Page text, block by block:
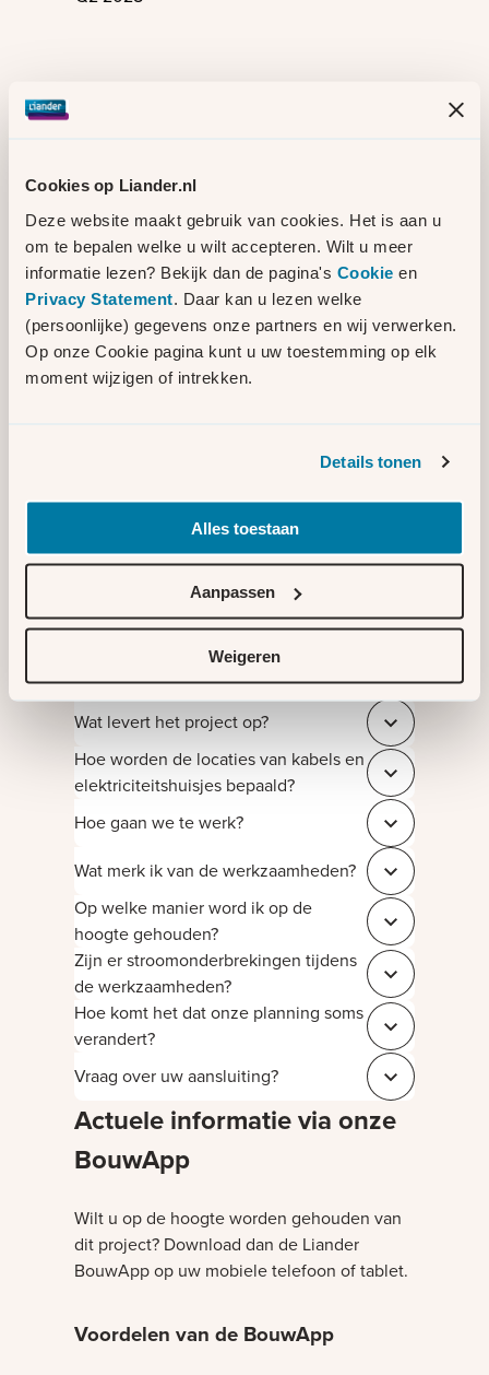
Cookies op Liander.nl
Deze website maakt gebruik van cookies. Het is aan u
om te bepalen welke u wilt accepteren. Wilt u meer
informatie lezen? Bekijk dan de pagina's Cookie en
Privacy Statement . Daar kan u lezen welke
(persoonlijke) gegevens onze partners en wij verwerken.
Op onze Cookie pagina kunt u uw toestemming op elk
moment wijzigen of intrekken.
Details tonen
Alles toestaan
Aanpassen
Weigeren
Bekijk de actuele oplostermijnen op de
capaciteitschecker van Liander
.
Cookies
Accepteer marketing cookies om dit te bekijken
Contact
bereiken via deBouwApp.
NuLelie gebied 1
Meer over de
BouwApp
Meer weten?
Wat levert het project op? Sluit
Hoe worden de locaties van kabels en
elektriciteitshuisjes bepaald?
Sluit
Hoe gaan we te werk? Sluit
Wat merk ik van de werkzaamheden? Sluit
Op welke manier word ik op de
hoogte gehouden?
Sluit 7e69fb8f-
Zijn er stroomonderbrekingen tijdens
de werkzaamheden?
Sluit
Hoe komt het dat onze planning soms
verandert?
Sluit 4031f7ae-
Vraag over uw aansluiting? Sluit
Actuele informatie via onze
BouwApp
Wilt u op de hoogte worden gehouden van
dit project? Download dan de Liander
BouwApp op uw mobiele telefoon of tablet.
Voordelen van de BouwApp